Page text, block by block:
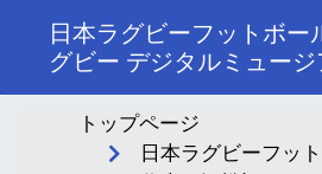
日本ラグビーフットボー
グビー デジタルミュージ
トップページ
日本ラグビーフッ